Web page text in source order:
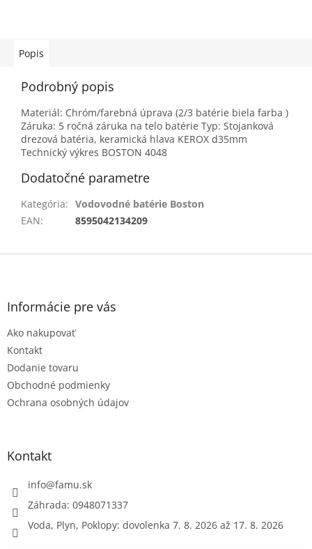
Popis
Podrobný popis
Materiál: Chróm/farebná úprava (2/3 batérie biela farba )
Záruka: 5 ročná záruka na telo batérie Typ: Stojanková
drezová batéria, keramická hlava KEROX d35mm
Technický výkres BOSTON 4048
Dodatočné parametre
Kategória: Vodovodné batérie Boston
EAN: 8595042134209
Z
Informácie pre vás
Ako nakupovať
Kontakt
Dodanie tovaru
Obchodné podmienky
Ochrana osobných údajov
Kontakt
info@famu.sk
Záhrada: 0948071337
Voda, Plyn, Poklopy: dovolenka 7. 8. 2026 až 17. 8. 2026